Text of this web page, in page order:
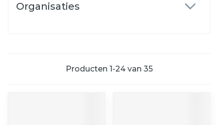
Organisaties
Producten 1-24van 35